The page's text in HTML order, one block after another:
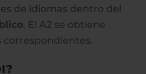
de idiomas dentro del
. El A2 se obtiene
correspondientes.